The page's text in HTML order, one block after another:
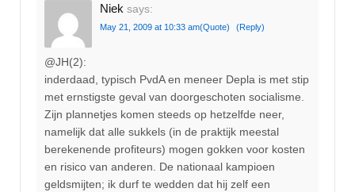
Niek says:
May 21, 2009 at 10:33 am(Quote) (Reply)
@JH(2):
inderdaad, typisch PvdA en meneer Depla is met stip
met ernstigste geval van doorgeschoten socialisme.
Zijn plannetjes komen steeds op hetzelfde neer,
namelijk dat alle sukkels (in de praktijk meestal
berekenende profiteurs) mogen gokken voor kosten
en risico van anderen. De nationaal kampioen
geldsmijten; ik durf te wedden dat hij zelf een